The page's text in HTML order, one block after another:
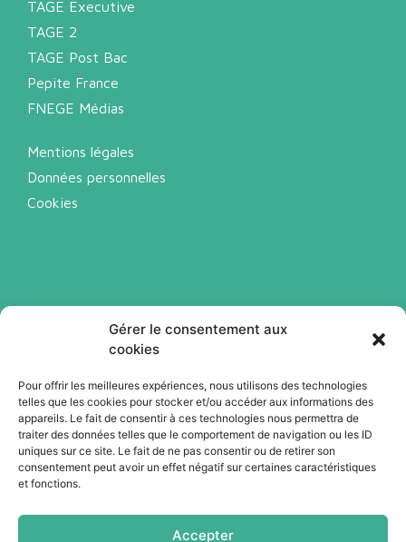
Gérer le consentement aux
cookies
Pour offrir les meilleures expériences, nous utilisons des technologies
telles que les cookies pour stocker et/ou accéder aux informations des
appareils. Le fait de consentir à ces technologies nous permettra de
traiter des données telles que le comportement de navigation ou les ID
uniques sur ce site. Le fait de ne pas consentir ou de retirer son
consentement peut avoir un effet négatif sur certaines caractéristiques
et fonctions.
Accepter
TAGE Executive
TAGE 2
TAGE Post Bac
Pepite France
FNEGE Médias
Mentions légales
Données personnelles
Cookies
Abonnez-vous à notre newsletter
Je m'abonne